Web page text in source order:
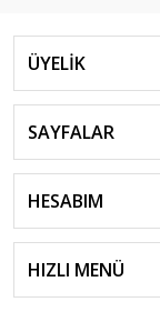
ÜYELİK
SAYFALAR
HESABIM
HIZLI MENÜ